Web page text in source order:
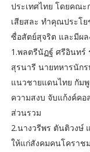
ประเทศไทย โดยคณ
เสียสละ ทำคุณประโ
ซื่อสัตย์สุจริต และมีผล
1.พลตรีนัฏฐ์ ศรีอินทร์
สุรนารี นายทหารนัก
แนวชายแดนไทย กัม
ความสงบ จับแก้งค์คอ
ส่วนรวม
2.นางวรีพร ตันติวงษ์
ให้แก่สังคมคนโคราช